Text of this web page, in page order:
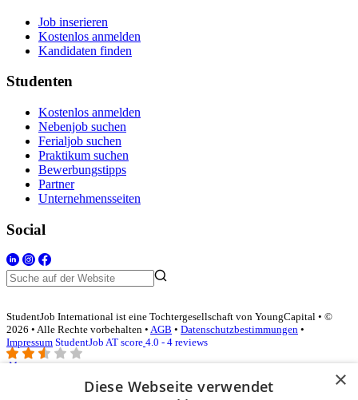
Job inserieren
Kostenlos anmelden
Kandidaten finden
Studenten
Kostenlos anmelden
Nebenjob suchen
Ferialjob suchen
Praktikum suchen
Bewerbungstipps
Partner
Unternehmensseiten
Social
StudentJob International ist eine Tochtergesellschaft von YoungCapital • ©
2026 • Alle Rechte vorbehalten • AGB • Datenschutzbestimmungen •
Impressum StudentJob AT score 4.0 - 4 reviews
×
Diese Webseite verwendet